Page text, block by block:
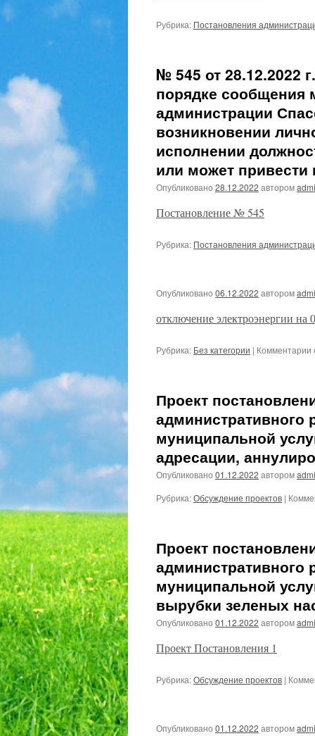
Рубрика: Постановления
№ 545 от 28.12.2022
порядке
администрации
возникновении
исполнении
или может привести
Опубликовано 28.12.2022 автором
Постановление № 545
Рубрика: Постановления
Опубликовано 06.12.2022 автором
отключение электроэнергии на
Рубрика: Без категории | Комментарии к
Проект
административного
муниципальной
адресации,
Опубликовано 01.12.2022 автором
Рубрика:Обсуждение проектов |
Проект
административного
муниципальной
вырубки зеленых
Опубликовано 01.12.2022 автором
Проект Постановления 1
Рубрика:Обсуждение проектов |
Опубликовано 01.12.2022 автором